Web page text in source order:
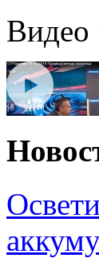
Видео